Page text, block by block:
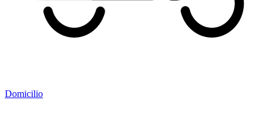
Domicilio